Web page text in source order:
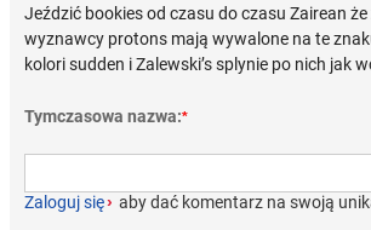
Jeździć bookies od czasu do czasu Zairean że
wyznawcy protons mają wywalone na te
kolori sudden i Zalewski’s splynie po nich jak
Tymczasowa nazwa:*
Zaloguj się› aby dać komentarz na swoją